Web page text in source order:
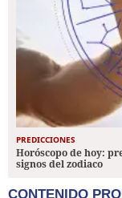
PREDICCIONES
Horóscopo de hoy:
signos del zodiaco
CONTENIDO